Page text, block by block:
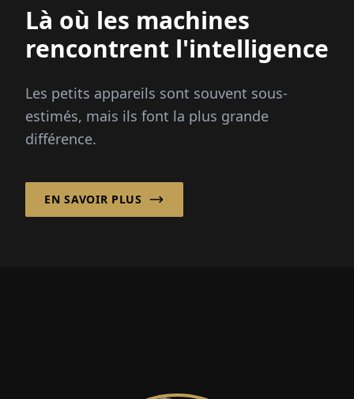
Là où les machines
rencontrent l'intelligence
Les petits appareils sont souvent sous-
estimés, mais ils font la plus grande
différence.
EN SAVOIR PLUS